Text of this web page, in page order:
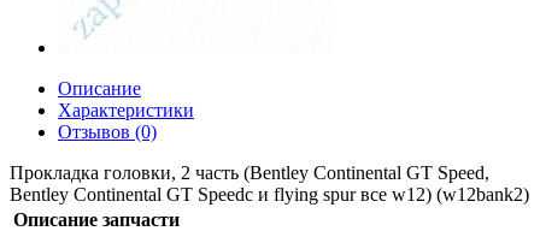
Описание
Характеристики
Отзывов (0)
Прокладка головки, 2 часть (Bentley Continental GT Speed,
Bentley Continental GT Speedc и flying spur все w12) (w12bank2)
Описание запчасти